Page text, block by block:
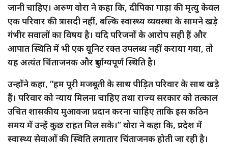
जानी चाहिए। अरुण वोरा ने कहा कि, दीपिका गाड़ा की मृत्यु केवल
एक परिवार की त्रासदी नहीं, बल्कि स्वास्थ्य व्यवस्था के सामने खड़े
गंभीर सवालों का विषय है। यदि परिजनों के आरोप सही हैं और
आपात स्थिति में भी एक यूनिट रक्त उपलब्ध नहीं कराया गया, तो
यह अत्यंत चिंताजनक और दुर्भाग्यपूर्ण स्थिति है।
उन्होंने कहा, “हम पूरी मजबूती के साथ पीड़ित परिवार के साथ खड़े
हैं। परिवार को न्याय मिलना चाहिए तथा राज्य सरकार को तत्काल
उचित शासकीय मुआवजा प्रदान करना चाहिए ताकि इस कठिन
समय में उन्हें कुछ राहत मिल सके।” वोरा ने कहा कि, प्रदेश में
स्वास्थ्य सेवाओं की स्थिति लगातार चिंताजनक होती जा रही है।